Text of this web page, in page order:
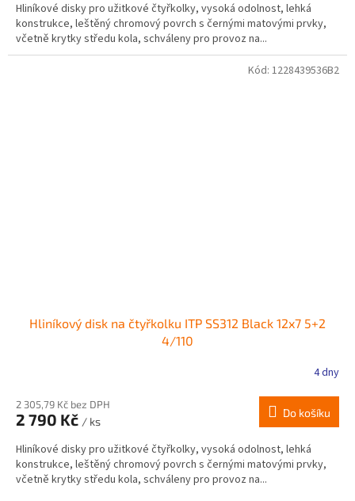
Hliníkové disky pro užitkové čtyřkolky, vysoká odolnost, lehká
konstrukce, leštěný chromový povrch s černými matovými prvky,
včetně krytky středu kola, schváleny pro provoz na...
Hliníkový disk na čtyřkolku ITP SS312 Black 12x7 5+2
4/110
4 dny
2 305,79 Kč bez DPH
2 790 Kč / ks
Do košíku
Hliníkové disky pro užitkové čtyřkolky, vysoká odolnost, lehká
konstrukce, leštěný chromový povrch s černými matovými prvky,
včetně krytky středu kola, schváleny pro provoz na...
Kód: 1228439536B2